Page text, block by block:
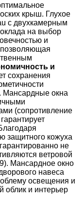
крыш. Глухое
с двухкамерным
на выбор
и
и
сохранения
Мансардные окна
(сопротивление
защитного кожуха
не
ветровой
Мансардное окно
навеса
освещения и
облик и интерьер